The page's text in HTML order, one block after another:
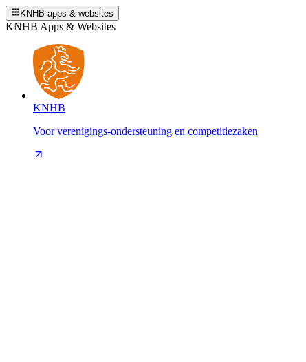
KNHB apps & websites
KNHB Apps & Websites
KNHB
Voor verenigings-ondersteuning en competitiezaken